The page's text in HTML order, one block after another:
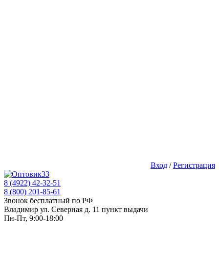
Вход /Регистрация
8 (4922) 42-32-51
8 (800) 201-85-61
Звонок бесплатный по РФ
Владимир ул. Северная д. 11 пункт выдачи
Пн-Пт, 9:00-18:00